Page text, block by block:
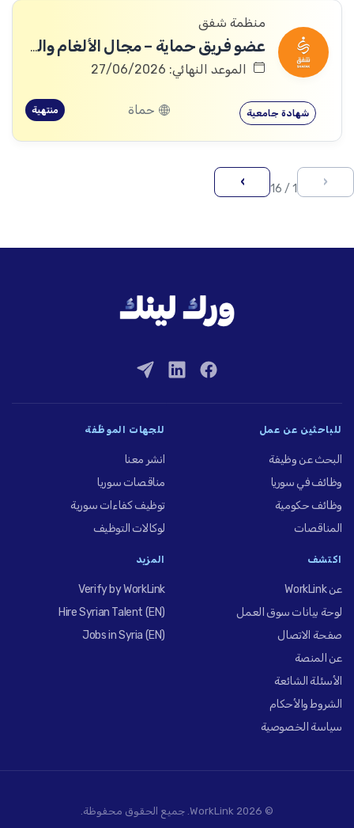
منظمة شفق
عضو فريق حماية – مجال الألغام والتوعية منها
الموعد النهائي: 27/06/2026
شهادة جامعية حماة منتهية
‹
1 / 16
›
للباحثين عن عمل
البحث عن وظيفة
وظائف في سوريا
وظائف حكومية
المناقصات
للجهات الموظِّفة
انشر معنا
مناقصات سوريا
توظيف كفاءات سورية
لوكالات التوظيف
اكتشف
عن WorkLink
لوحة بيانات سوق العمل
صفحة الاتصال
عن المنصة
الأسئلة الشائعة
الشروط والأحكام
سياسة الخصوصية
المزيد
Verify by WorkLink
Hire Syrian Talent (EN)
Jobs in Syria (EN)
© 2026 WorkLink. جميع الحقوق محفوظة.